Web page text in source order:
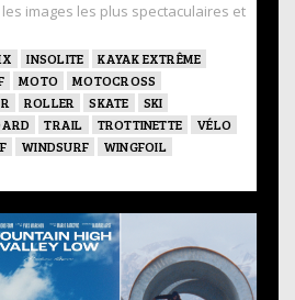
images les plus spectaculaires et
INSOLITE
KAYAK EXTRÊME
MOTO
MOTOCROSS
ROLLER SKATE
SKI
TRAIL TROTTINETTE
VÉLO
WINDSURF
WINGFOIL